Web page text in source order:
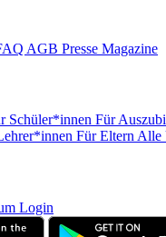
AGB Presse Magazine
Schüler*innen Für
Für Eltern Alle
Login